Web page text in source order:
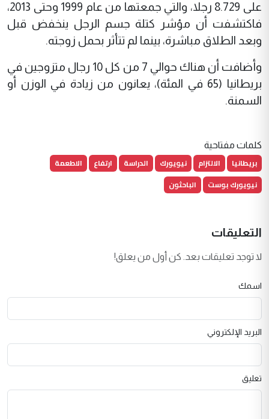
على 8.729 رجلا، والتي جمعتها من عام 1999 وحتى 2013،
فاكتشفت أن مؤشر كتلة جسم الرجل ينخفض قبل
وبعد الطلاق مباشرة، بينما لم تتأثر بحمل زوجته.
وأضافت أن هناك حوالي 7 من كل 10 رجال متزوجين في
بريطانيا (65 في المئة)، يعانون من زيادة في الوزن أو
السمنة.
كلمات مفتاحية
بريطانيا الالتزام نيويورك الدراسة ارتفاع
الاطعمة
نيويورك بوست
الباحثون
التعليقات
لا توجد تعليقات بعد. كن أول من يعلق!
اسمك
البريد الإلكتروني
تعليق